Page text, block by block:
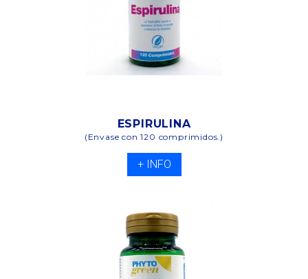
ESPIRULINA
(Envase con 120 comprimidos.)
+ INFO